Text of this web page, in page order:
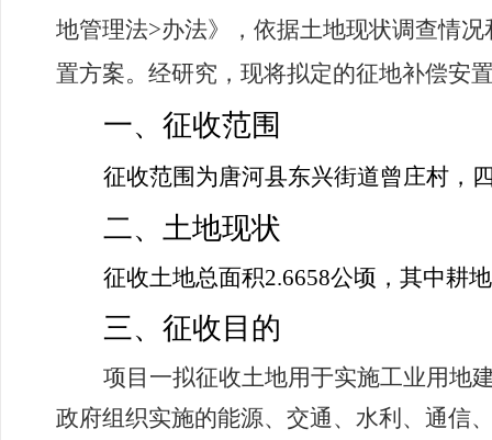
地管理法>办法》，依据土地现状调查情
置方案。经研究，现将拟定的征地补偿安
一、征收范围
征收范围为唐河县东兴街道曾庄村，
二、土地现状
征收土地总面积2.6658公顷，其中耕地
三、征收目的
项目一拟征收土地用于实施工业用地
政府组织实施的能源、交通、水利、通信